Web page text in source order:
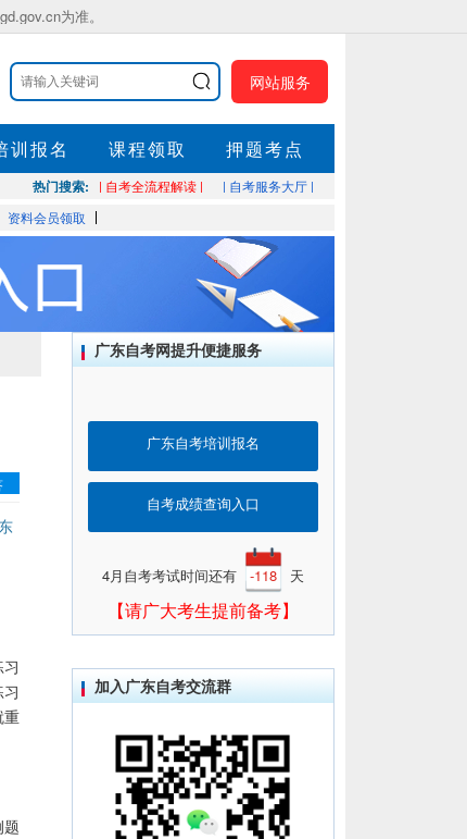
为准。
网站服务
训报名 课程领取 押题考点
热门搜索: | 自考全流程解读 | | 自考服务大厅 |
资料会员领取
重
广东自考网提升便捷服务
广东自考培训报名
自考成绩查询入口
4月自考考试时间还有 -118 天
【请广大考生提前备考】
加入广东自考交流群